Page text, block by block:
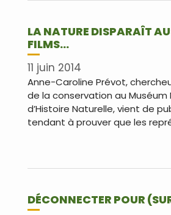
LA NATURE DISPARAÎT
FILMS…
11 juin 2014
Anne-Caroline Prévot,
de la conservation au Muséum
d’Histoire Naturelle, vient de
tendant à prouver que les
DÉCONNECTER POUR